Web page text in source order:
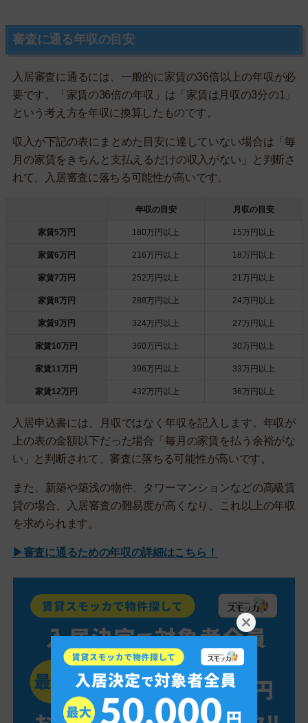
審査に通る年収の目安
入居審査に通るには、一般的に家賃の36倍以上の年収が必
要です。「家賃の36倍の年収」は「家賃は月収の3分の1」
という考え方を年収に換算したものです。
収入が下記の表にまとめた目安に達していない場合は「毎
月の家賃をきちんと支払えるだけの収入がない」と判断さ
れて、入居審査に落ちる可能性が高いです。
年収の目安 月収の目安
家賃5万円 180万円以上 15万円以上
家賃6万円 216万円以上 18万円以上
家賃7万円 252万円以上 21万円以上
家賃8万円 288万円以上 24万円以上
家賃9万円 324万円以上 27万円以上
家賃10万円 360万円以上 30万円以上
家賃11万円 396万円以上 33万円以上
家賃12万円 432万円以上 36万円以上
入居申込書には、月収ではなく年収を記入します。年収が
上の表の金額以下だった場合「毎月の家賃を払う余裕がな
い」と判断されて、審査に落ちる可能性が高いです。
また、新築や築浅の物件、タワーマンションなどの高級賃
貸の場合、入居審査の難易度が高くなり、これ以上の年収
を求められます。
▶審査に通るための年収の詳細はこちら！